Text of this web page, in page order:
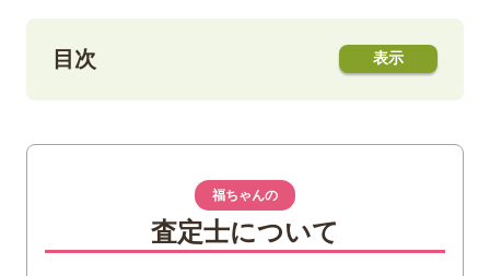
目次
「フェルディナンド・マゼラン記念硬貨」
プラチナ貨の特徴とデザイン
福ちゃんの
査定士について